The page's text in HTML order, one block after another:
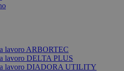
lavoro ARBORTEC
lavoro DELTA PLUS
lavoro DIADORA UTILITY